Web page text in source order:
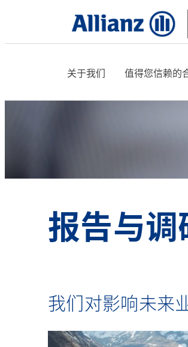
关于我们 值得您信赖的
报告与调
我们对影响未来